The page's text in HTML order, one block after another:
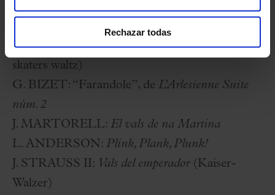
Rechazar todas
J. STRAUSS II:
É. WALDTEUFEL: Vals de los patinadores(The
skaters waltz)
G. BIZET: “Farandole”, de L’Arlesienne Suite
núm. 2
J. MARTORELL: El vals de na Martina
L. ANDERSON: Plink, Plank, Plunk!
J. STRAUSS II: Vals del emperador(Kaiser-
Walzer)